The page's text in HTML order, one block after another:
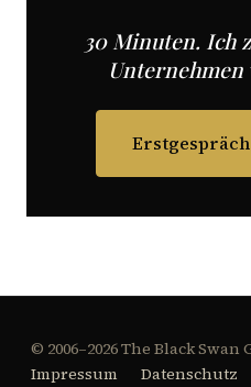
30 Minuten. Ich
© 2006–2026 The Black Swan
Impressum
Datenschutz